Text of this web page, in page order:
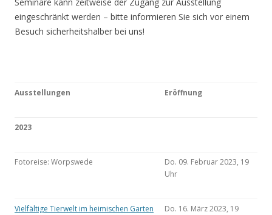
eingeschränkt werden – bitte informieren Sie sich vor einem
Besuch sicherheitshalber bei uns!
Ausstellungen Eröffnung
2023
Fotoreise: Worpswede
Do. 09. Februar 2023, 19
Uhr
Vielfältige Tierwelt im heimischen Garten
Do. 16. März 2023, 19